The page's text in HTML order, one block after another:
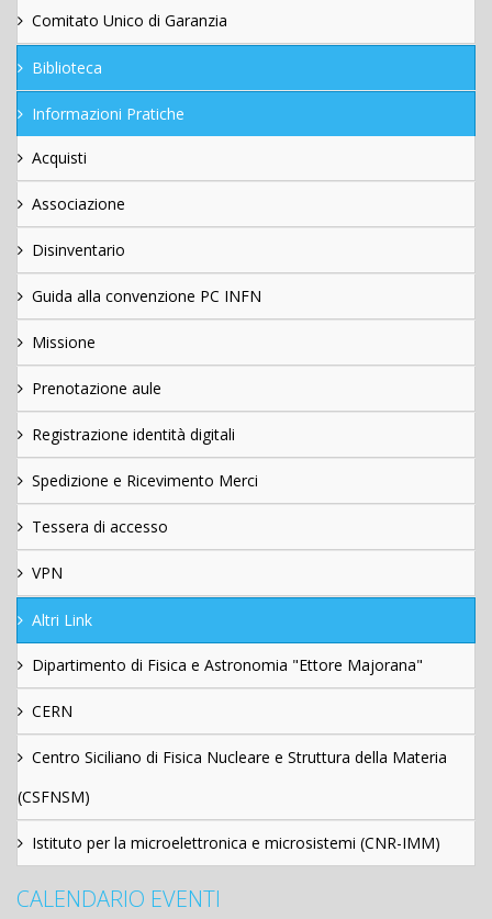
Comitato Unico di Garanzia
Biblioteca
Informazioni Pratiche
Acquisti
Associazione
Disinventario
Guida alla convenzione PC INFN
Missione
Prenotazione aule
Registrazione identità digitali
Spedizione e Ricevimento Merci
Tessera di accesso
VPN
Altri Link
Dipartimento di Fisica e Astronomia "Ettore Majorana"
CERN
Centro Siciliano di Fisica Nucleare e Struttura della Materia
(CSFNSM)
Istituto per la microelettronica e microsistemi (CNR-IMM)
CALENDARIO EVENTI